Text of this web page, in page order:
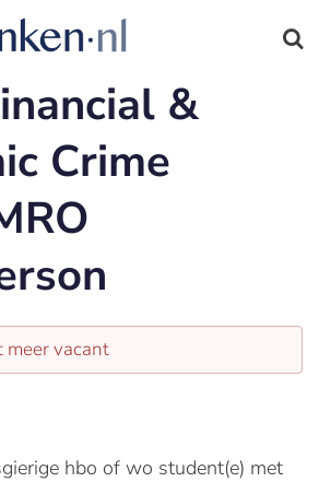
&
Crime
meer vacant
hbo of wo student(e) met